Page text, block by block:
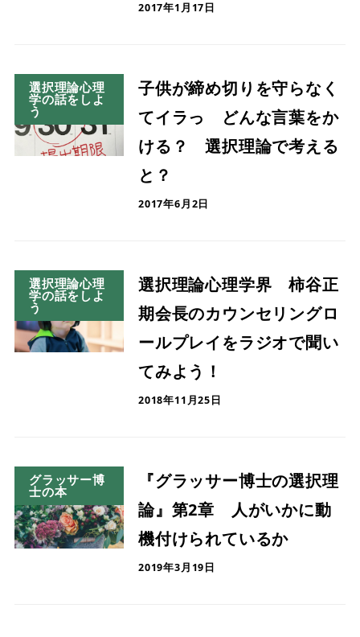
2017年1月17日
選択理論心理
学の話をしよ
う
子供が締め切りを守らなく
てイラっ どんな言葉をか
ける？ 選択理論で考える
と？
2017年6月2日
選択理論心理
学の話をしよ
う
選択理論心理学界 柿谷正
期会長のカウンセリングロ
ールプレイをラジオで聞い
てみよう！
2018年11月25日
グラッサー博
士の本
『グラッサー博士の選択理
論』第2章 人がいかに動
機付けられているか
2019年3月19日